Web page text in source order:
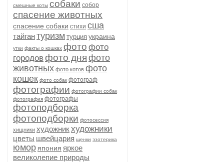
смешные коты собаки собор
спасение животных
спасение собаки стихи сша
тайгантуризм турция украина
утки факты о кошках фото фото
городовфото дня фото
животных фото котов фото
кошек фото собак фотограф
фотографии фотографии собак
фотография фотографы
фотоподборка
фотоподборки фотосессия
хищники художникхудожники
цветы швейцария щенки эзотерика
юмор япония яркое
великолепие природы